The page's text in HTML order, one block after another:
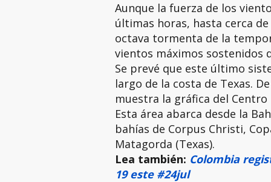
Aunque la fuerza de los
últimas horas, hasta cerca
octava tormenta de la
vientos máximos sostenidos
Se prevé que este último
largo de la costa de Texas.
muestra la gráfica del Centro
Esta área abarca desde la
bahías de Corpus Christi,
Matagorda (Texas).
Lea también: Colombia
19 este #24jul